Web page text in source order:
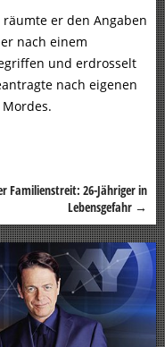
er den Angaben
nach einem
und erdrosselt
nach eigenen
Familienstreit: 26-Jähriger in
Lebensgefahr →